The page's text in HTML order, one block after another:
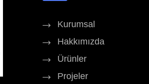
Kurumsal
Hakkımızda
Ürünler
Projeler